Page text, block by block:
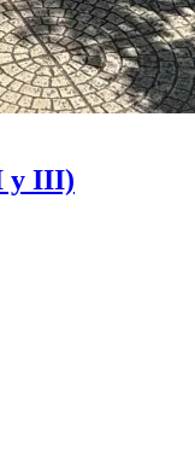
y III)